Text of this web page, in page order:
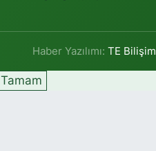
Haber Yazılımı:TE Bilişim
Tamam